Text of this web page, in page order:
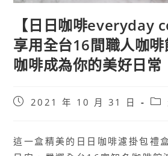
【日日咖啡everyday
享用全台16間職人咖
咖啡成為你的美好日常
Post2021 年 10 月 31 日
這一盒精美的日日咖啡濾掛包禮